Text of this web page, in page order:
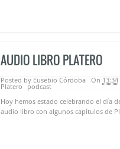
AUDIO LIBRO PLATERO
Posted by Eusebio Córdoba On 13:34
Platero
podcast
Hoy hemos estado celebrando el día
audio libro con algunos capítulos de